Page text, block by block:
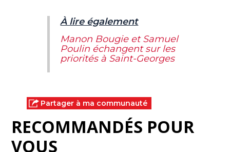
À lire également
Manon Bougie et Samuel
Poulin échangent sur les
priorités à Saint-Georges
Partager à ma communauté
RECOMMANDÉS POUR
VOUS